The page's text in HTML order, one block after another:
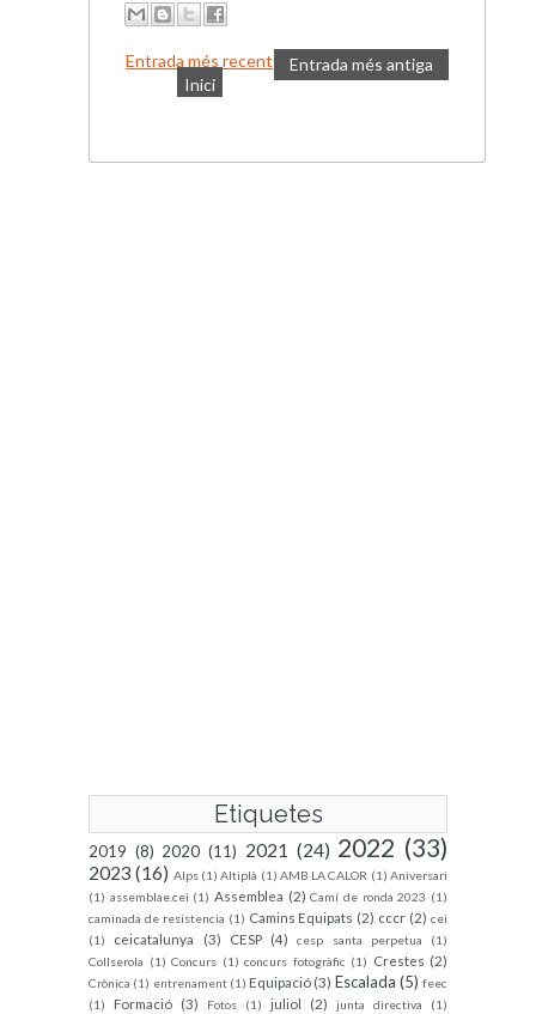
Entrada més recent
Entrada més antiga
Inici
Etiquetes
2019 (8) 2020 (11) 2021 (24) 2022 (33)
2023 (16) Alps (1) Altiplà (1) AMB LA CALOR (1) Aniversari
(1) assemblae.cei (1) Assemblea (2) Camí de ronda 2023 (1)
caminada de resistencia (1) Camins Equipats (2) cccr (2) cei
(1)
ceicatalunya (3) CESP (4) cesp santa perpetua
(1)
Collserola (1) Concurs (1) concurs fotogràfic (1) Crestes (2)
Crònica (1) entrenament (1) Equipació (3) Escalada (5) feec
(1)
Formació (3) Fotos (1) juliol (2) junta directiva (1)